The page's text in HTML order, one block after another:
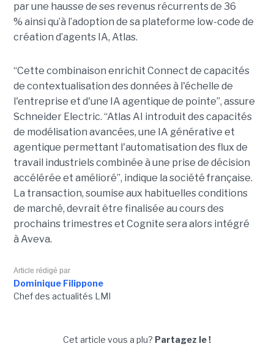
par une hausse de ses revenus récurrents de 36
% ainsi qu’à l’adoption de sa plateforme low-code de
création d’agents IA, Atlas.
“Cette combinaison enrichit Connect de capacités
de contextualisation des données à l'échelle de
l'entreprise et d'une IA agentique de pointe”, assure
Schneider Electric. “Atlas AI introduit des capacités
de modélisation avancées, une IA générative et
agentique permettant l'automatisation des flux de
travail industriels combinée à une prise de décision
accélérée et amélioré”, indique la société française.
La transaction, soumise aux habituelles conditions
de marché, devrait être finalisée au cours des
prochains trimestres et Cognite sera alors intégré
à Aveva.
Article rédigé par
Dominique Filippone
Chef des actualités LMI
Cet article vous a plu? Partagez le !